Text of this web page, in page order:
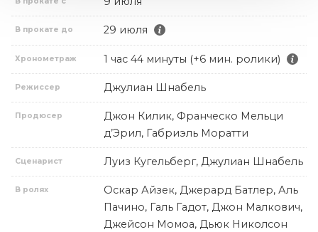
В прокате до 29 июля
Хронометраж 1 час 44 минуты (+6 мин. ролики)
Режиссер Джулиан Шнабель
Продюсер
Джон Килик, Франческо Мельци
д’Эрил, Габриэль Моратти
Сценарист Луиз Кугельберг, Джулиан Шнабель
В ролях
Оскар Айзек, Джерард Батлер, Аль
Пачино, Галь Гадот, Джон Малкович,
Джейсон Момоа, Дьюк Николсон